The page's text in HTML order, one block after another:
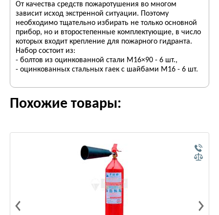
От качества средств пожаротушения во многом
зависит исход экстренной ситуации. Поэтому
необходимо тщательно избирать не только основной
прибор, но и второстепенные комплектующие, в число
которых входит крепление для пожарного гидранта.
Набор состоит из:
- болтов из оцинкованной стали М16×90 - 6 шт.,
- оцинкованных стальных гаек с шайбами М16 - 6 шт.
Похожие товары: